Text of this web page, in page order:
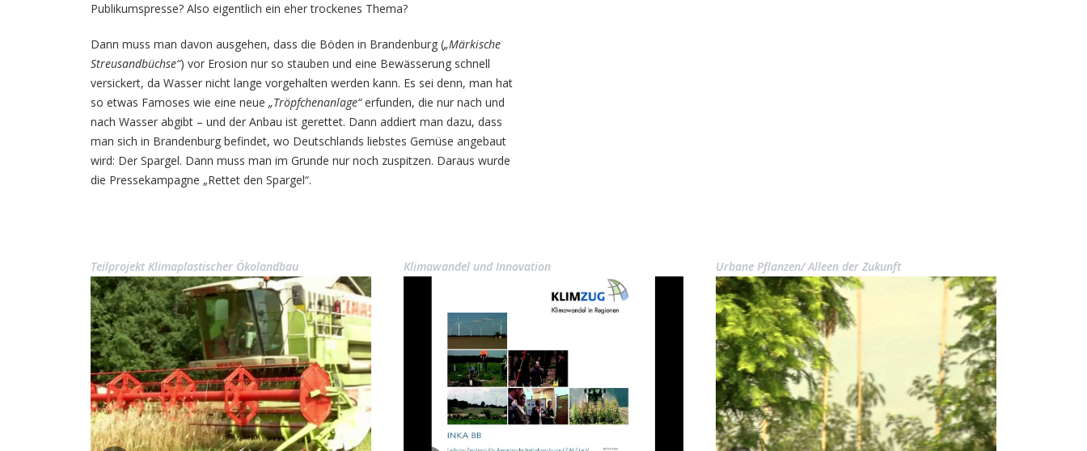
Publikumspresse? Also eigentlich ein eher trockenes Thema?
Dann muss man davon ausgehen, dass die Böden in Brandenburg („Märkische
Streusandbüchse“) vor Erosion nur so stauben und eine Bewässerung schnell
versickert, da Wasser nicht lange vorgehalten werden kann. Es sei denn, man hat
so etwas Famoses wie eine neue „Tröpfchenanlage“erfunden, die nur nach und
nach Wasser abgibt – und der Anbau ist gerettet. Dann addiert man dazu, dass
man sich in Brandenburg befindet, wo Deutschlands liebstes Gemüse angebaut
wird: Der Spargel. Dann muss man im Grunde nur noch zuspitzen. Daraus wurde
die Pressekampagne „Rettet den Spargel“.
Teilprojekt Klimaplastischer Ökolandbau Klimawandel und Innovation Urbane Pflanzen/ Alleen der Zukunft